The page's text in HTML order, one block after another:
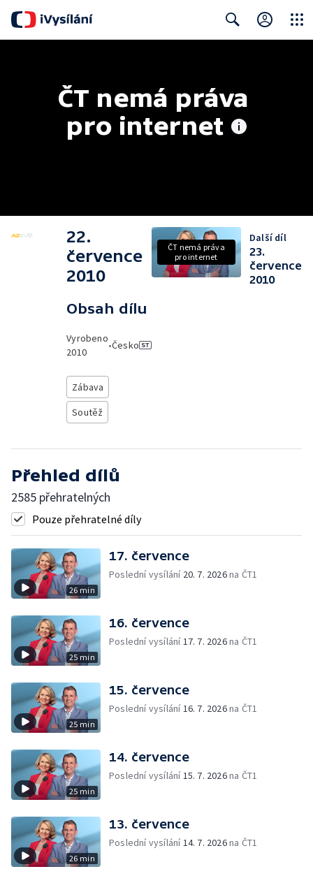
ČT nemá práva
pro internet
22.
července
2010
Obsah dílu
Vyrobeno
2010
•Česko
Zábava
Soutěž
ČT nemá práva
pro internet
Další díl
23.
července
2010
Přehled dílů
2585 přehratelných
Pouze přehratelné díly
26 min
17. července
Poslední vysílání 20. 7. 2026na ČT1
25 min
16. července
Poslední vysílání17. 7. 2026na ČT1
25 min
15. července
Poslední vysílání16. 7. 2026na ČT1
25 min
14. července
Poslední vysílání15. 7. 2026na ČT1
26 min
13. července
Poslední vysílání14. 7. 2026na ČT1